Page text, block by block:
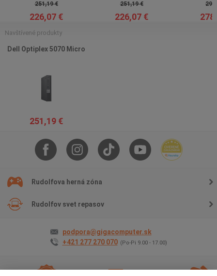
251,19 €
226,07 €
251,19 €
226,07 €
Navštívené produkty
Dell Optiplex 5070 Micro
251,19 €
Rudolfova herná zóna
Rudolfov svet repasov
podpora@gigacomputer.sk
+421 277 270 070 (Po-Pi 9.00 - 17.00)